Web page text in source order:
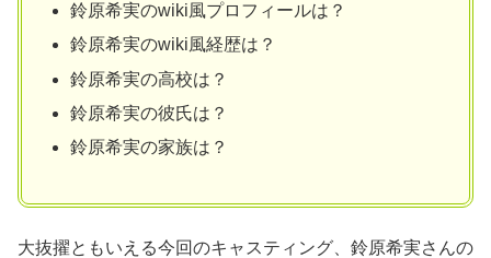
鈴原希実のwiki風プロフィールは？
鈴原希実のwiki風経歴は？
鈴原希実の高校は？
鈴原希実の彼氏は？
鈴原希実の家族は？
大抜擢ともいえる今回のキャスティング、鈴原希実さんの